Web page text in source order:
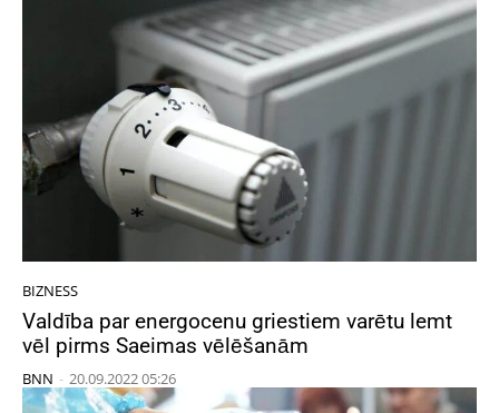
BIZNESS
Valdība par energocenu griestiem varētu lemt
vēl pirms Saeimas vēlēšanām
BNN - 20.09.2022 05:26